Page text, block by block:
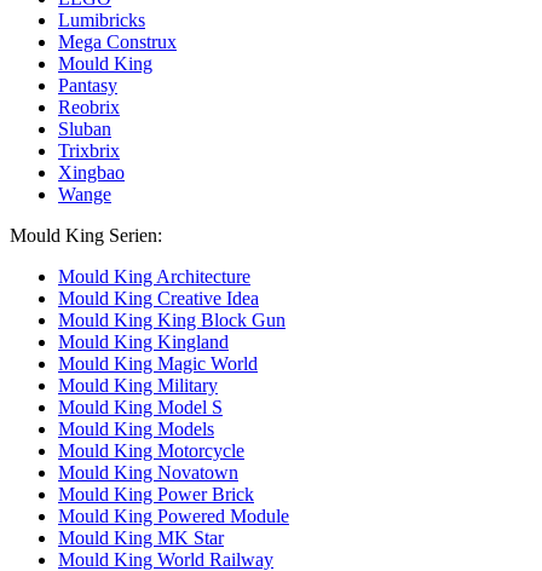
Lumibricks
Mega Construx
Mould King
Pantasy
Reobrix
Sluban
Trixbrix
Xingbao
Wange
Mould King Serien:
Mould King Architecture
Mould King Creative Idea
Mould King King Block Gun
Mould King Kingland
Mould King Magic World
Mould King Military
Mould King Model S
Mould King Models
Mould King Motorcycle
Mould King Novatown
Mould King Power Brick
Mould King Powered Module
Mould King MK Star
Mould King World Railway